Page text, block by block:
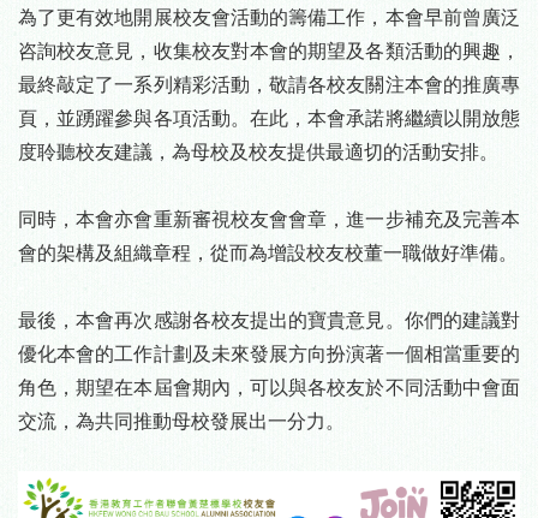
為了更有效地開展校友會活動的籌備工作，本會早前曾廣泛
咨詢校友意見，收集校友對本會的期望及各類活動的興趣，
最終敲定了一系列精彩活動，敬請各校友關注本會的推廣專
頁，並踴躍參與各項活動。在此，本會承諾將繼續以開放態
度聆聽校友建議，為母校及校友提供最適切的活動安排。
同時，本會亦會重新審視校友會會章，進一步補充及完善本
會的架構及組織章程，從而為增設校友校董一職做好準備。
最後，本會再次感謝各校友提出的寶貴意見。你們的建議對
優化本會的工作計劃及未來發展方向扮演著一個相當重要的
角色，期望在本屆會期內，可以與各校友於不同活動中會面
交流，為共同推動母校發展出一分力。